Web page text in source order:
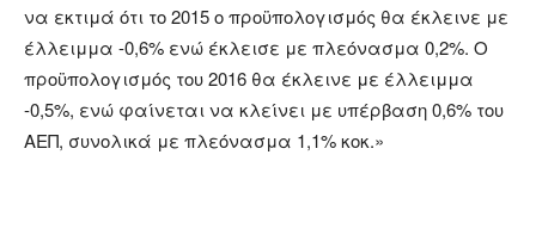
να εκτιμά ότι το 2015 ο προϋπολογισμός θα έκλεινε με
έλλειμμα -0,6% ενώ έκλεισε με πλεόνασμα 0,2%. Ο
προϋπολογισμός του 2016 θα έκλεινε με έλλειμμα
-0,5%, ενώ φαίνεται να κλείνει με υπέρβαση 0,6% του
ΑΕΠ, συνολικά με πλεόνασμα 1,1% κοκ.»